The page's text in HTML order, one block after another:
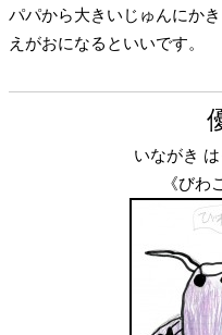
パパから大きいじゅんにか
えがおになるといいです。
いながき
《びわ